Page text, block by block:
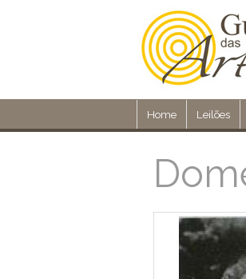
Home Leilões